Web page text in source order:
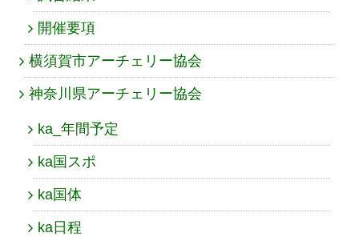
開催要項
横須賀市アーチェリー協会
神奈川県アーチェリー協会
ka_年間予定
ka国スポ
ka国体
ka日程